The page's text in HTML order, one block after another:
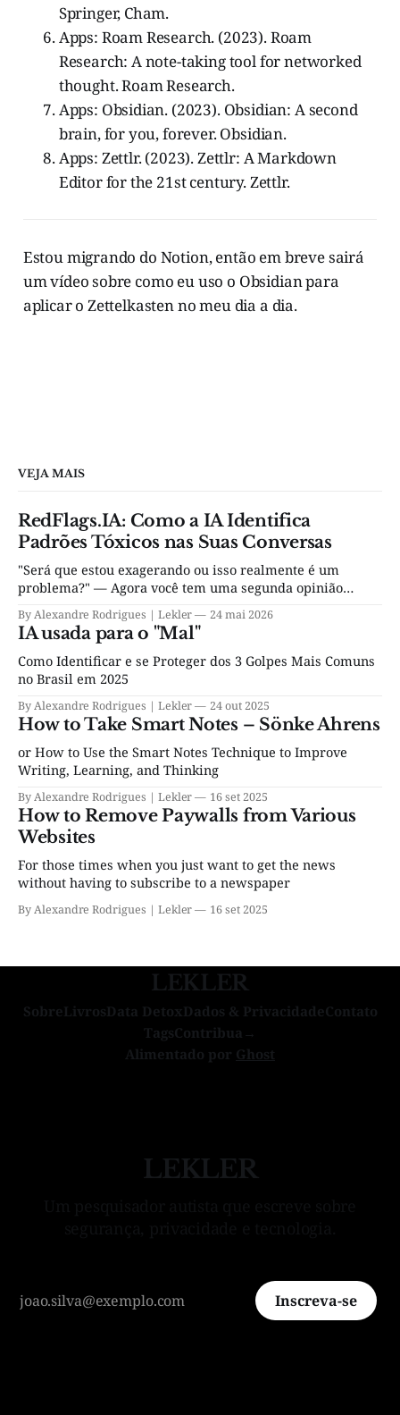
Springer, Cham.
Apps: Roam Research. (2023). Roam
Research: A note-taking tool for networked
thought. Roam Research.
Apps: Obsidian. (2023). Obsidian: A second
brain, for you, forever. Obsidian.
Apps: Zettlr. (2023). Zettlr: A Markdown
Editor for the 21st century. Zettlr.
Estou migrando do Notion, então em breve sairá
um vídeo sobre como eu uso o Obsidian para
aplicar o Zettelkasten no meu dia a dia.
VEJA MAIS
RedFlags.IA: Como a IA Identifica
Padrões Tóxicos nas Suas Conversas
"Será que estou exagerando ou isso realmente é um
problema?" — Agora você tem uma segunda opinião
objetiva, por R$ 4,90.
By Alexandre Rodrigues | Lekler 24 mai 2026
IA usada para o "Mal"
Como Identificar e se Proteger dos 3 Golpes Mais Comuns
no Brasil em 2025
By Alexandre Rodrigues | Lekler 24 out 2025
How to Take Smart Notes – Sönke Ahrens
or How to Use the Smart Notes Technique to Improve
Writing, Learning, and Thinking
By Alexandre Rodrigues | Lekler 16 set 2025
How to Remove Paywalls from Various
Websites
For those times when you just want to get the news
without having to subscribe to a newspaper
By Alexandre Rodrigues | Lekler 16 set 2025
LEKLER
SobreLivrosData DetoxDados & PrivacidadeContato
TagsContribua→
Alimentado por Ghost
LEKLER
Inscreva-se